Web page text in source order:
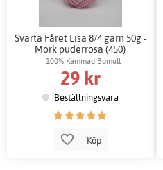
Svarta Fåret Lisa 8/4 garn 50g -
Mörk puderrosa (450)
100% Kammad Bomull
29 kr
Beställningsvara
Köp